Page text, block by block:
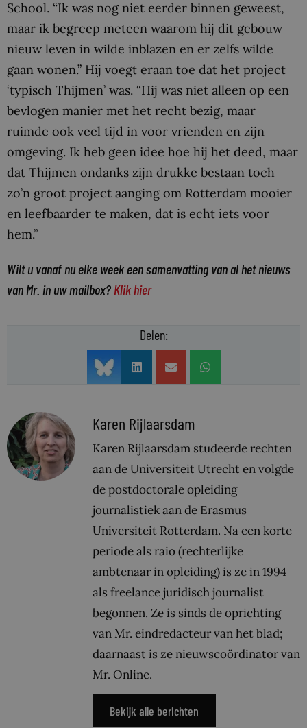
School. “Ik was nog niet eerder binnen geweest,
maar ik begreep meteen waarom hij dit gebouw
nieuw leven in wilde inblazen en er zelfs wilde
gaan wonen.” Hij voegt eraan toe dat het project
‘typisch Thijmen’ was. “Hij was niet alleen op een
bevlogen manier met het recht bezig, maar
ruimde ook veel tijd in voor vrienden en zijn
omgeving. Ik heb geen idee hoe hij het deed, maar
dat Thijmen ondanks zijn drukke bestaan toch
zo’n groot project aanging om Rotterdam mooier
en leefbaarder te maken, dat is echt iets voor
hem.”
Wilt u vanaf nu elke week een samenvatting van al het nieuws
van Mr. in uw mailbox? Klik hier
Delen:
Karen Rijlaarsdam
Karen Rijlaarsdam studeerde rechten
aan de Universiteit Utrecht en volgde
de postdoctorale opleiding
journalistiek aan de Erasmus
Universiteit Rotterdam. Na een korte
periode als raio (rechterlijke
ambtenaar in opleiding) is ze in 1994
als freelance juridisch journalist
begonnen. Ze is sinds de oprichting
van Mr. eindredacteur van het blad;
daarnaast is ze nieuwscoördinator van
Mr. Online.
Bekijk alle berichten